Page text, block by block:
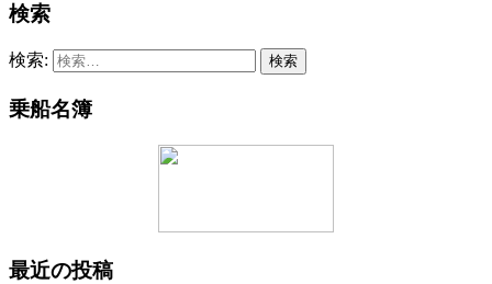
検索
検索:
乗船名簿
最近の投稿